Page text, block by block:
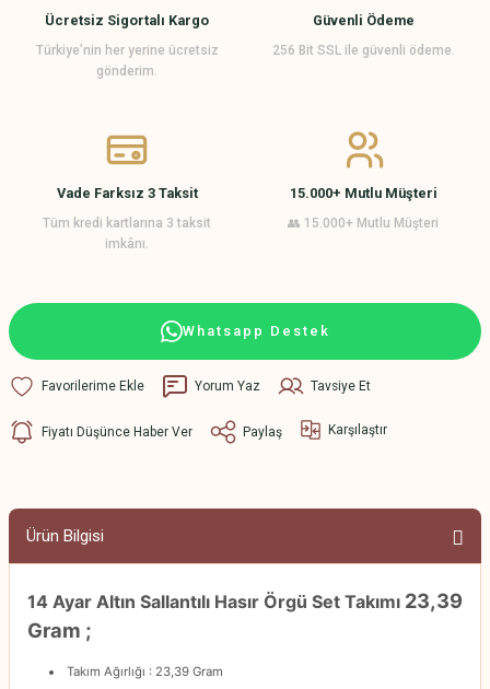
Ücretsiz Sigortalı Kargo
Türkiye’nin her yerine ücretsiz
gönderim.
Güvenli Ödeme
256 Bit SSL ile güvenli ödeme.
Vade Farksız 3 Taksit
Tüm kredi kartlarına 3 taksit
imkânı.
15.000+ Mutlu Müşteri
👥 15.000+ Mutlu Müşteri
Whatsapp Destek
Yorum Yaz Tavsiye Et
Fiyatı Düşünce Haber Ver Paylaş Karşılaştır
Ürün Bilgisi
14 Ayar Altın Sallantılı Hasır Örgü Set Takımı 23,39
Gram ;
Takım Ağırlığı : 23,39 Gram